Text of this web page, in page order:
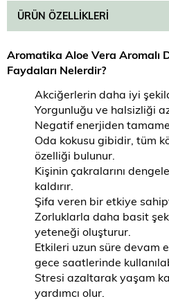
ÜRÜN ÖZELLIKLERI
Aromatika Aloe Vera Aromalı
Faydaları Nelerdir?
Akciğerlerin daha iyi
Yorgunluğu ve halsizliği
Negatif enerjiden
Oda kokusu gibidir, tüm
özelliği bulunur.
Kişinin çakralarını
kaldırır.
Şifa veren bir etkiye
Zorluklarla daha basit
yeteneği oluşturur.
Etkileri uzun süre devam
gece saatlerinde
Stresi azaltarak yaşam
yardımcı olur.